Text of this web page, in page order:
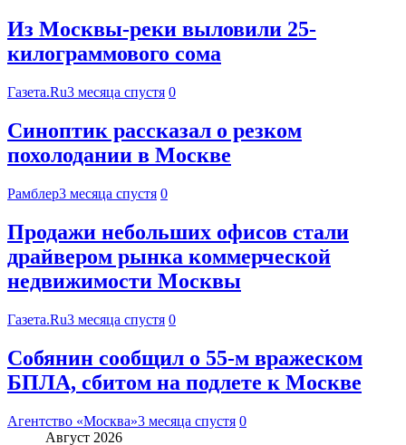
Из Москвы-реки выловили 25-
килограммового сома
Газета.Ru3 месяца спустя 0
Синоптик рассказал о резком
похолодании в Москве
Рамблер3 месяца спустя 0
Продажи небольших офисов стали
драйвером рынка коммерческой
недвижимости Москвы
Газета.Ru3 месяца спустя 0
Собянин сообщил о 55-м вражеском
БПЛА, сбитом на подлете к Москве
Агентство «Москва»3 месяца спустя 0
Август 2026